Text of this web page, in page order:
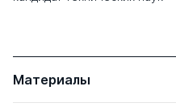
Материалы